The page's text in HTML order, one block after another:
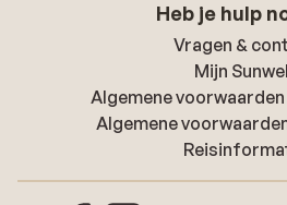
Heb je hulp
Vragen &
Mijn
Algemene
Algemene